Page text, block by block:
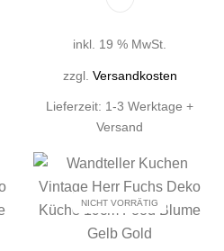
inkl. 19 % MwSt.
zzgl. Versandkosten
Lieferzeit: 1-3 Werktage +
Versand
NICHT VORRÄTIG